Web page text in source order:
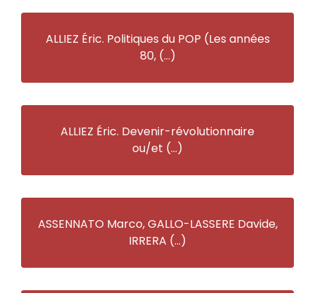
ALLIEZ Éric. Politiques du POP (Les années
80, (…)
ALLIEZ Éric. Devenir-révolutionnaire
ou/et (…)
ASSENNATO Marco, GALLO-LASSERE Davide,
IRRERA (…)